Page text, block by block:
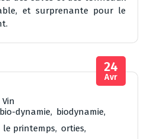
et surprenante pour le
bio-dynamie, biodynamie,
le printemps, orties,
24
Avr